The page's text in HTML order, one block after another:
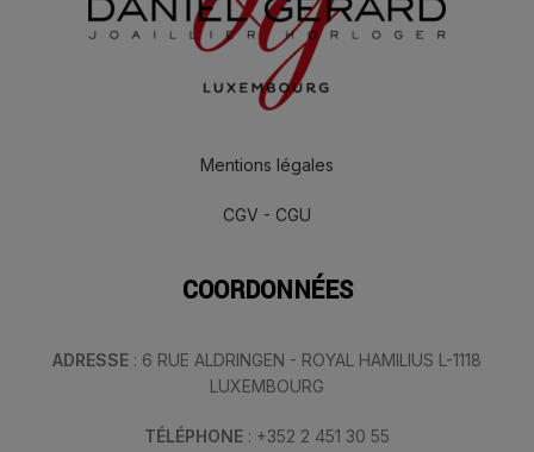
Mentions légales
CGV - CGU
COORDONNÉES
ADRESSE : 6 RUE ALDRINGEN - ROYAL HAMILIUS L-1118
LUXEMBOURG
TÉLÉPHONE : +352 2 451 30 55